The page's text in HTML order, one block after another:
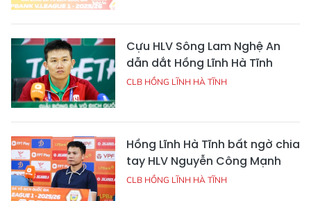
Cựu HLV Sông Lam Nghệ An
dẫn dắt Hồng Lĩnh Hà Tĩnh
CLB HỒNG LĨNH HÀ TĨNH
Hồng Lĩnh Hà Tĩnh bất ngờ chia
tay HLV Nguyễn Công Mạnh
CLB HỒNG LĨNH HÀ TĨNH